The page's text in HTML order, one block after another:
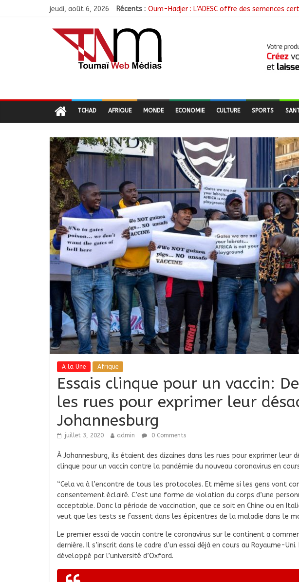
jeudi, août 6, 2026 Récents : Oum-Hadjer : L’ADESC offre des semences
Tchad–Égypte : La Commission mixte relance
Coopération aérienne : Air France salue les
Nigeria : 308 otages libérés lors d’une vaste
TCHAD AFRIQUE MONDE ECONOMIE CULTURE SPORTS
A la Une Afrique
Essais clinque pour un vaccin:
les rues pour exprimer leur
Johannesburg
juillet 3, 2020 admin 0 Comments
À Johannesburg, ils étaient des dizaines dans les rues pour exprimer leur
clinque pour un vaccin contre la pandémie du nouveau coronavirus en
“Cela va à l’encontre de tous les protocoles. Et même si les gens vont
consentement éclairé. C’est une forme de violation du corps d’une
acceptable. Donc la période de vaccination, que ce soit en Chine ou en
veut que les tests se fassent dans les épicentres de la maladie dans le
Le premier essai de vaccin contre le coronavirus sur le continent a
dernière. Il s’inscrit dans le cadre d’un essai déjà en cours au Royaume-
développé par l’université d’Oxford.